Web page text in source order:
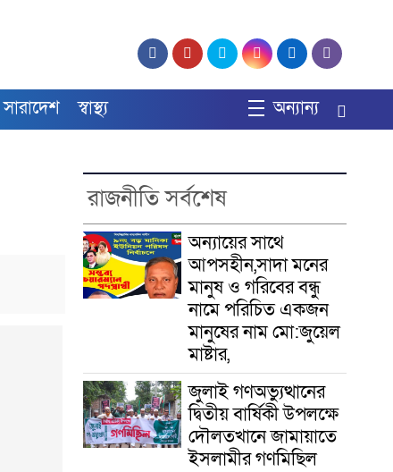
সারাদেশ স্বাস্থ্য অন্যান্য
রাজনীতি সর্বশেষ
অন্যায়ের সাথে
আপসহীন,সাদা মনের
মানুষ ও গরিবের বন্ধু
নামে পরিচিত একজন
মানুষের নাম মো:জুয়েল
মাষ্টার,
জুলাই গণঅভ্যুত্থানের
দ্বিতীয় বার্ষিকী উপলক্ষে
দৌলতখানে জামায়াতে
ইসলামীর গণমিছিল